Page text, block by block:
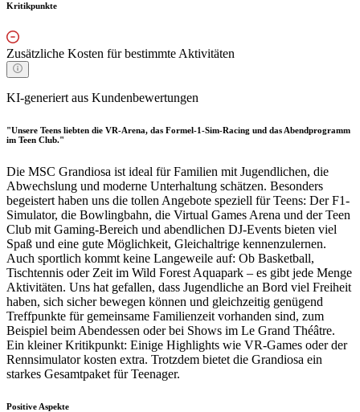
Kritikpunkte
Zusätzliche Kosten für bestimmte Aktivitäten
KI-generiert aus Kundenbewertungen
"Unsere Teens liebten die VR-Arena, das Formel-1-Sim-Racing und das Abendprogramm
im Teen Club."
Die MSC Grandiosa ist ideal für Familien mit Jugendlichen, die
Abwechslung und moderne Unterhaltung schätzen. Besonders
begeistert haben uns die tollen Angebote speziell für Teens: Der F1-
Simulator, die Bowlingbahn, die Virtual Games Arena und der Teen
Club mit Gaming-Bereich und abendlichen DJ-Events bieten viel
Spaß und eine gute Möglichkeit, Gleichaltrige kennenzulernen.
Auch sportlich kommt keine Langeweile auf: Ob Basketball,
Tischtennis oder Zeit im Wild Forest Aquapark – es gibt jede Menge
Aktivitäten. Uns hat gefallen, dass Jugendliche an Bord viel Freiheit
haben, sich sicher bewegen können und gleichzeitig genügend
Treffpunkte für gemeinsame Familienzeit vorhanden sind, zum
Beispiel beim Abendessen oder bei Shows im Le Grand Théâtre.
Ein kleiner Kritikpunkt: Einige Highlights wie VR-Games oder der
Rennsimulator kosten extra. Trotzdem bietet die Grandiosa ein
starkes Gesamtpaket für Teenager.
Positive Aspekte